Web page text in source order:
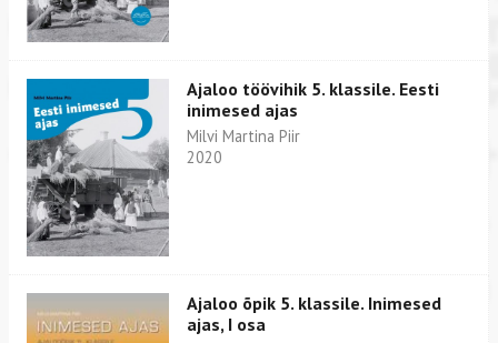
Ajaloo töövihik 5. klassile. Eesti
inimesed ajas
Milvi Martina Piir
2020
Ajaloo õpik 5. klassile. Inimesed
ajas, I osa